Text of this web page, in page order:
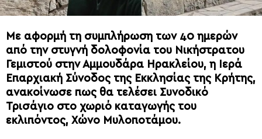
Με αφορμή τη συμπλήρωση των 40 ημερών
από την στυγνή δολοφονία του Νικήστρατου
Γεμιστού στην Αμμουδάρα Ηρακλείου, η Ιερά
Επαρχιακή Σύνοδος της Εκκλησίας της Κρήτης,
ανακοίνωσε πως θα τελέσει Συνοδικό
Τρισάγιο στο χωριό καταγωγής του
εκλιπόντος, Χώνο Μυλοποτάμου.